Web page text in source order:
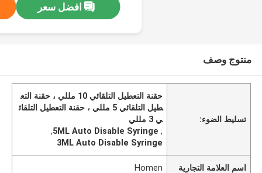
افضل سعر
منتوج وصف
تسليط الضوء:
حقنة التعطيل التلقائي 10 مللي ، حقنة التع
طيل التلقائي 5 مللي ، حقنة التعطيل التلقائ
ي 3 مللي
,
5ML Auto Disable Syringe
,
3ML Auto Disable Syringe
اسم العلامة التجارية Homen